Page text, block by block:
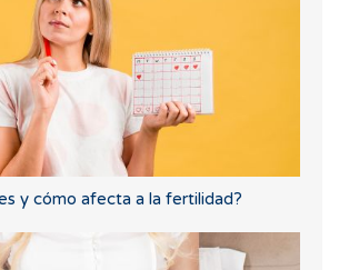
y cómo afecta a la fertilidad?